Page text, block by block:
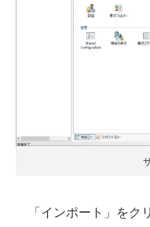
「インポート」をク